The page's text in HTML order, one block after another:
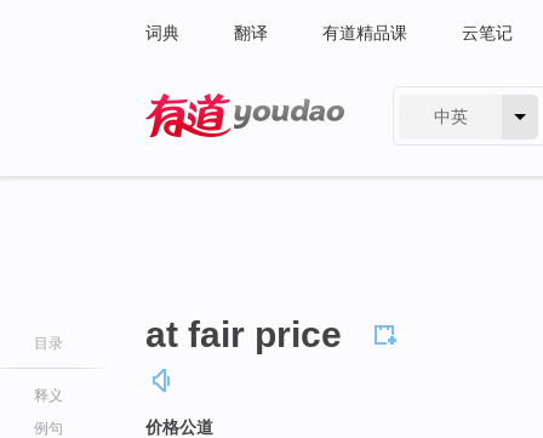
词典 翻译 有道精品课 云笔记
中英
目录
释义
例句
at fair price
价格公道